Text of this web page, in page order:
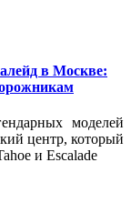
в Москве:
моделей
центр, который
и Escalade